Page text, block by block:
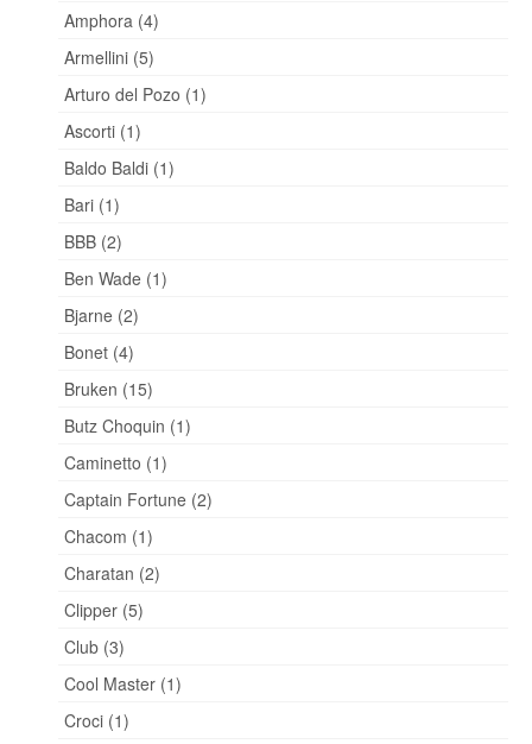
Amphora (4)
Armellini (5)
Arturo del Pozo (1)
Ascorti (1)
Baldo Baldi (1)
Bari (1)
BBB (2)
Ben Wade (1)
Bjarne (2)
Bonet (4)
Bruken (15)
Butz Choquin (1)
Caminetto (1)
Captain Fortune (2)
Chacom (1)
Charatan (2)
Clipper (5)
Club (3)
Cool Master (1)
Croci (1)